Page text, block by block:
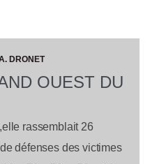
DRONET
OUEST DU
rassemblait 26
défenses des victimes